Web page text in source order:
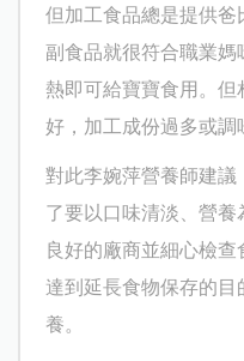
但加工食品總是提供
副食品就很符合職業媽
熱即可給寶寶食用。但
好，加工成份過多或調
對此李婉萍營養師建議
了要以口味清淡、營
良好的廠商並細心檢
達到延長食物保存的目
養。